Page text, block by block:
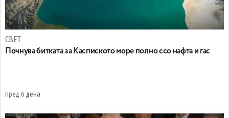
СВЕТ
Почнува битката за Каспиското море полно ссо нафта и гас
пред 6 дена